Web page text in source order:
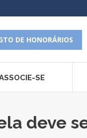
DE HONORÁRIOS
SE
deve